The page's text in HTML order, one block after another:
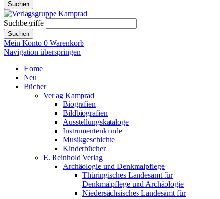
Suchen
Suchbegriffe
Suchen
Mein Konto 0 Warenkorb
Navigation überspringen
Home
Neu
Bücher
Verlag Kamprad
Biografien
Bildbiografien
Ausstellungskataloge
Instrumentenkunde
Musikgeschichte
Kinderbücher
E. Reinhold Verlag
Archäologie und Denkmalpflege
Thüringisches Landesamt für
Denkmalpflege und Archäologie
Niedersächsisches Landesamt für